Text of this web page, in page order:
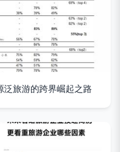
旅游的跨界崛起之路